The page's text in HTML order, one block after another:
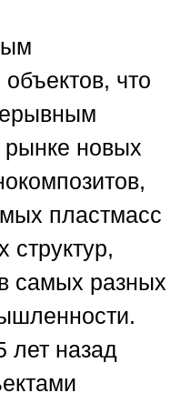
что
новых
пластмасс
структур,
самых разных
лет назад